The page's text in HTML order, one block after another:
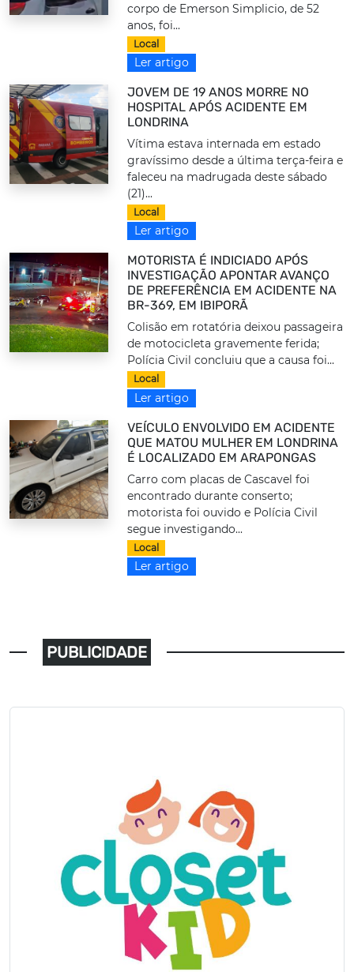
corpo de Emerson Simplicio, de 52
anos, foi...
Local
Ler artigo
JOVEM DE 19 ANOS MORRE NO
HOSPITAL APÓS ACIDENTE EM
LONDRINA
Vítima estava internada em estado
gravíssimo desde a última terça-feira e
faleceu na madrugada deste sábado
(21)...
Local
Ler artigo
MOTORISTA É INDICIADO APÓS
INVESTIGAÇÃO APONTAR AVANÇO
DE PREFERÊNCIA EM ACIDENTE NA
BR-369, EM IBIPORÃ
Colisão em rotatória deixou passageira
de motocicleta gravemente ferida;
Polícia Civil concluiu que a causa foi...
Local
Ler artigo
VEÍCULO ENVOLVIDO EM ACIDENTE
QUE MATOU MULHER EM LONDRINA
É LOCALIZADO EM ARAPONGAS
Carro com placas de Cascavel foi
encontrado durante conserto;
motorista foi ouvido e Polícia Civil
segue investigando...
Local
Ler artigo
PUBLICIDADE